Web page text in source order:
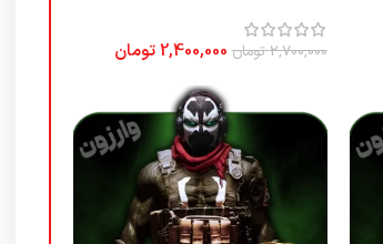
2,700,000تومان 2,400,000تومان